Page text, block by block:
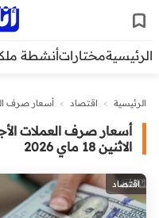
الرئيسيةمختاراتأنشطة
الرئيسية > اقتصاد > أسعار صرف
أسعار صرف العملات
الاثنين 18 ماي 2026
اقتصاد